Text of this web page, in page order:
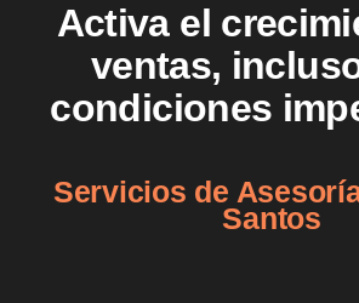
Activa el
ventas,
condiciones
Servicios de
Santos